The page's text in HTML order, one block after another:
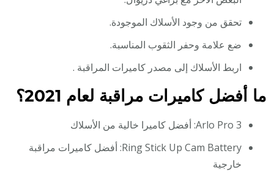
تحقق من وجود الأسلاك الموجودة.
ضع علامة وحفر الثقوب المناسبة.
اربط الأسلاك إلى مصدر كاميرات المراقبة .
ما أفضل كاميرات مراقبة لعام 2021؟
Arlo Pro 3: أفضل كاميرا خالية من الأسلاك
Ring Stick Up Cam Battery: أفضل كاميرات مراقبة
خارجية